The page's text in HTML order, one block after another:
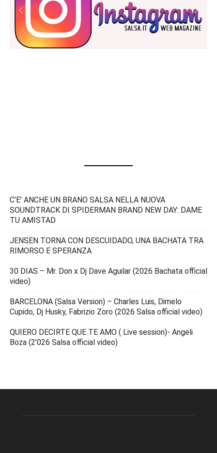
C’E’ ANCHE UN BRANO SALSA NELLA NUOVA
SOUNDTRACK DI SPIDERMAN BRAND NEW DAY: DAME
TU AMISTAD
JENSEN TORNA CON DESCUIDADO, UNA BACHATA TRA
RIMORSO E SPERANZA
30 DIAS – Mr. Don x Dj Dave Aguilar (2026 Bachata official
video)
BARCELONA (Salsa Version) – Charles Luis, Dimelo
Cupido, Dj Husky, Fabrizio Zoro (2026 Salsa official video)
QUIERO DECIRTE QUE TE AMO ( Live session)- Angeli
Boza (2’026 Salsa official video)